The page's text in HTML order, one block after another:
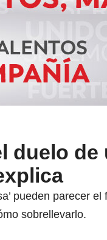
duelo
pueden parecer
sobrellevarlo.